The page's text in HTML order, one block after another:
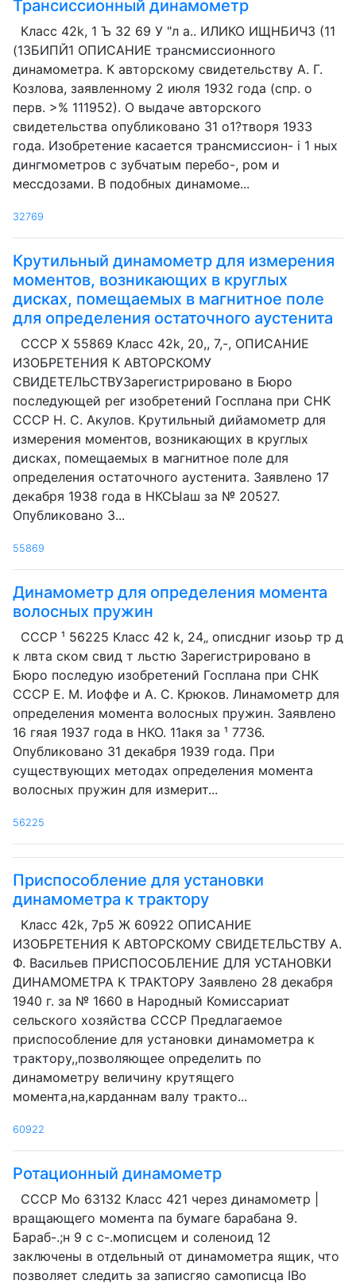
Трансиссионный динамометр
Класс 42k, 1 Ъ 32 69 У "л а.. ИЛИКО ИЩНБИЧ3 (11
(13БИПЙ1 ОПИСАНИЕ трансмиссионного
динамометра. К авторскому свидетельству А. Г.
Козлова, заявленному 2 июля 1932 года (спр. о
перв. >% 111952). О выдаче авторского
свидетельства опубликовано 31 о1?творя 1933
года. Изобретение касается трансмиссион- i 1 ных
дингмометров с зубчатым перебо-, ром и
мессдозами. В подобных динамоме...
32769
Крутильный динамометр для измерения
моментов, возникающих в круглых
дисках, помещаемых в магнитное поле
для определения остаточного аустенита
СССР X 55869 Класс 42k, 20,, 7,-, ОПИСАНИЕ
ИЗОБРЕТЕНИЯ К АВТОРСКОМУ
СВИДЕТЕЛЬСТВУЗарегистрировано в Бюро
последующей рег изобретений Госплана при CHK
СССР H. С. Акулов. Крутильный дийамометр для
измерения моментов, возникающих в круглых
дисках, помещаемых в магнитное поле для
определения остаточного аустенита. Заявлено 17
декабря 1938 года в НКСЫаш за № 20527.
Опубликовано 3...
55869
Динамометр для определения момента
волосных пружин
СССР ¹ 56225 Класс 42 k, 24„ описдниг изоьр тр д
к лвта ском свид т льстю Зарегистрировано в
Бюро последую изобретений Госплана при СНК
СССР Е. М. Иоффе и A. С. Крюков. Линамометр для
определения момента волосных пружин. Заявлено
16 гяая 1937 года в НКО. 11акя за ¹ 7736.
Опубликовано 31 декабря 1939 года. При
существующих методах определения момента
волосных пружин для измерит...
56225
Приспособление для установки
динамометра к трактору
Класс 42k, 7р5 Ж 60922 ОПИСАНИЕ
ИЗОБРЕТЕНИЯ К АВТОРСКОМУ СВИДЕТЕЛЬСТВУ А.
Ф. Васильев ПРИСПОСОБЛЕНИЕ ДЛЯ УСТАНОВКИ
ДИНАМОМЕТРА К ТРАКТОРУ Заявлено 28 декабря
1940 г. за № 1660 в Народный Комиссариат
сельского хозяйства СССР Предлагаемое
приспособление для установки динамометра к
трактору,,позволяющее определить по
динамометру величину крутящего
момента,на,карданнам валу тракто...
60922
Ротационный динамометр
СССР Мо 63132 Класс 421 через динамометр |
вращающего момента па бумаге барабана 9.
Бараб-.;н 9 с с-.мописцем и соленоид 12
заключены в отдельный от динамометра ящик, что
позволяет следить за записгяо самописца IBo